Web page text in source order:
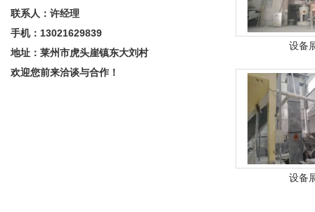
设备
设备
联系人：许经理
手机：13021629839
地址：莱州市虎头崖镇东大刘村
欢迎您前来洽谈与合作！